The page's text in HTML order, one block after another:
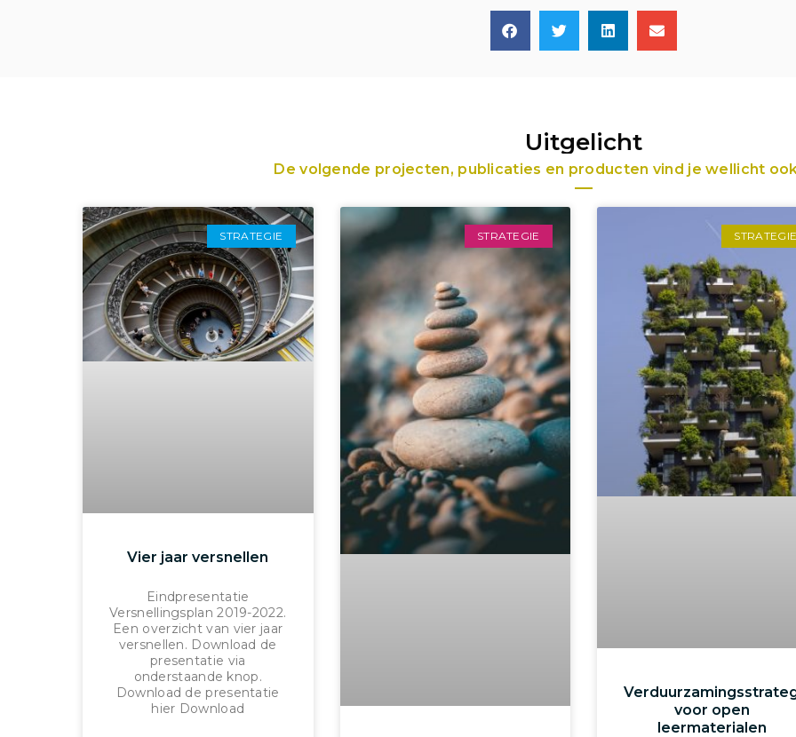
Uitgelicht
De volgende projecten, publicaties en producten vind je wellicht
STRATEGIE
Vier jaar versnellen
Eindpresentatie
Versnellingsplan 2019-2022.
Een overzicht van vier jaar
versnellen. Download de
presentatie via
onderstaande knop.
Download de presentatie
hier Download
STRATEGIE STRATEGIE
voor open
leermaterialen